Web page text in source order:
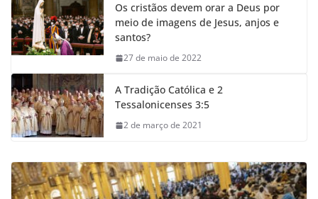
Os cristãos devem orar a Deus por
meio de imagens de Jesus, anjos e
santos?
27 de maio de 2022
A Tradição Católica e 2
Tessalonicenses 3:5
2 de março de 2021